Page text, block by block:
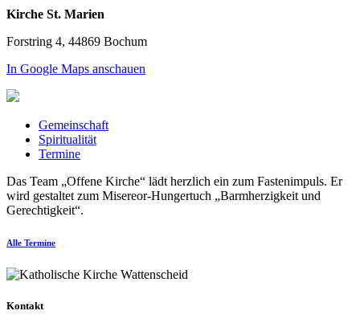
Kirche St. Marien
Forstring 4, 44869 Bochum
In Google Maps anschauen
Gemeinschaft
Spiritualität
Termine
Das Team „Offene Kirche“ lädt herzlich ein zum Fastenimpuls. Er
wird gestaltet zum Misereor-Hungertuch „Barmherzigkeit und
Gerechtigkeit“.
Alle Termine
Kontakt